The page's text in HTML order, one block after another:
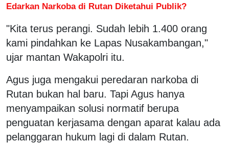
Edarkan Narkoba di Rutan Diketahui Publik?
"Kita terus perangi. Sudah lebih 1.400 orang
kami pindahkan ke Lapas Nusakambangan,"
ujar mantan Wakapolri itu.
Agus juga mengakui peredaran narkoba di
Rutan bukan hal baru. Tapi Agus hanya
menyampaikan solusi normatif berupa
penguatan kerjasama dengan aparat kalau ada
pelanggaran hukum lagi di dalam Rutan.